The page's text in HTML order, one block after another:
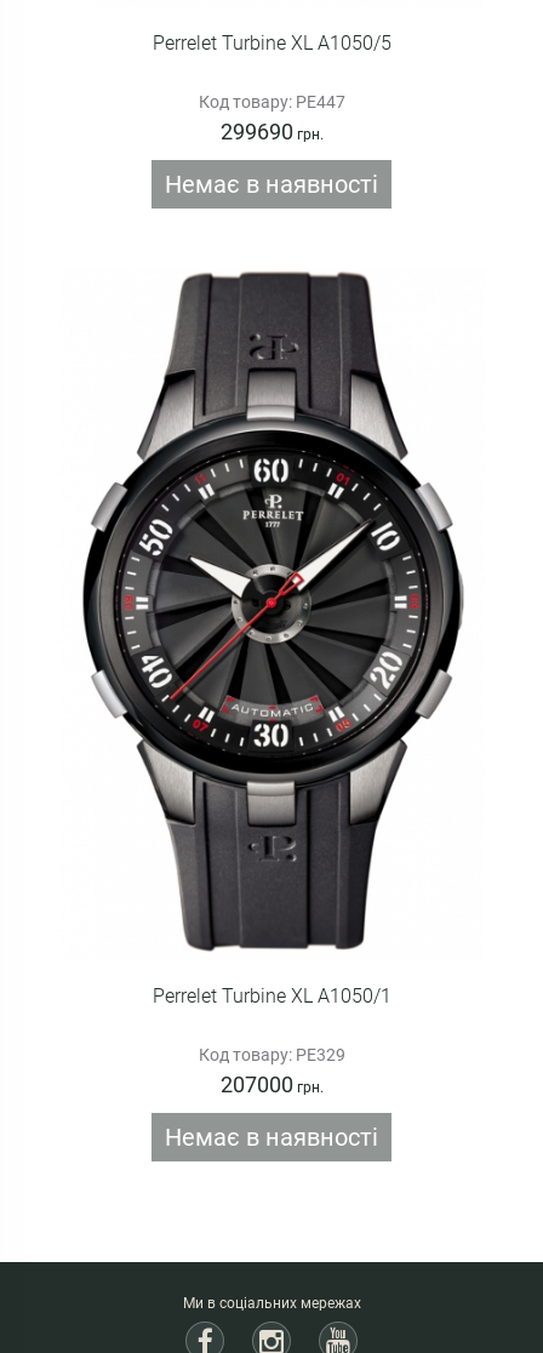
Perrelet Turbine XL A1050/5
Код товару: PE447
299690 грн.
Немає в наявності
Perrelet Turbine XL A1050/1
Код товару: PE329
207000 грн.
Немає в наявності
Ми в соціальних мережах